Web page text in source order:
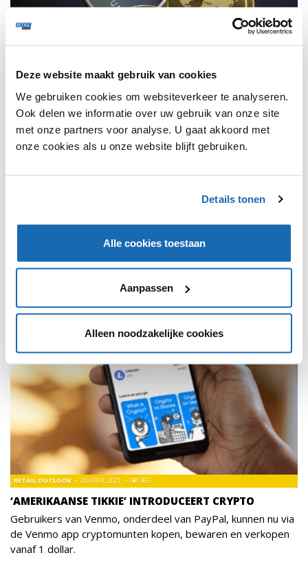
Deze website maakt gebruik van cookies
We gebruiken cookies om websiteverkeer te analyseren.
Ook delen we informatie over uw gebruik van onze site
met onze partners voor analyse. U gaat akkoord met
onze cookies als u onze website blijft gebruiken.
Details tonen
Alle cookies toestaan
Aanpassen
Alleen noodzakelijke cookies
RETAIL OUTLOOK 16 DECEMBER 2021 139
Het bedrijf Coinmerce heeft de eerste cryptowinkel van
in cryptovaluta begrijpelijk, veilig en toegankelijk maken.
365
‘AMERIKAANSE TIKKIE’ INTRODUCEERT CRYPTO
RETAIL OUTLOOK 20 APRIL 2021 365
TRENDS
Gebruikers van Venmo, onderdeel van PayPal, kunnen nu via
de Venmo app cryptomunten kopen, bewaren en verkopen
vanaf 1 dollar.